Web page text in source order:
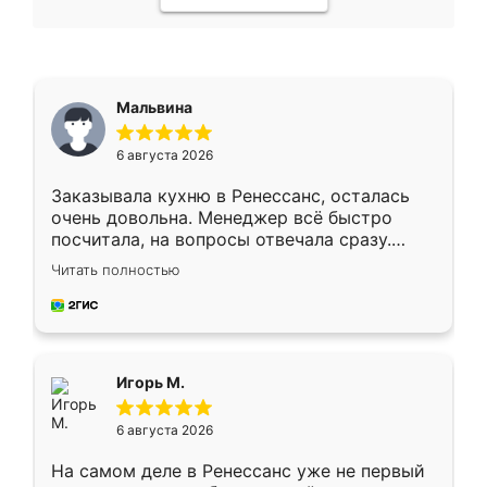
Мальвина
6 августа 2026
Заказывала кухню в Ренессанс, осталась
очень довольна. Менеджер всё быстро
посчитала, на вопросы отвечала сразу.
Замерщик приехал в субботу, подошёл к
делу со всей ответственностью. Собрали
за день, ребята работали аккуратно, даже
Читать полностью
Игорь М.
6 августа 2026
На самом деле в Ренессанс уже не первый